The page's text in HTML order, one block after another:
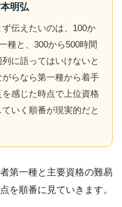
明弘
伝えたいのは、100か
種と、300から500時間
に語ってはいけないと
らなら第一種から着手
感じた時点で上位資格
いく順番が現実的だと
第一種と主要資格の難易
を順番に見ていきます。